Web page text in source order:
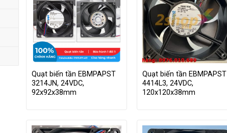
Quạt biến tần EBMPAPST
3214JN, 24VDC,
92x92x38mm
Quạt biến tần EBMPAPST
4414L3, 24VDC,
120x120x38mm